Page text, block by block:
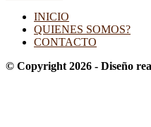
INICIO
QUIENES SOMOS?
CONTACTO
© Copyright 2026 - Diseño